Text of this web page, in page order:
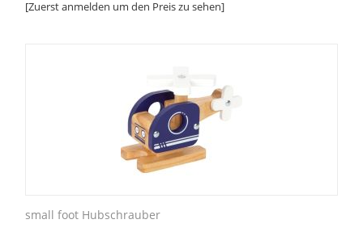
[Zuerst anmelden um den Preis zu sehen]
small foot Hubschrauber